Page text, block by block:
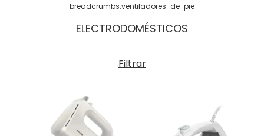
breadcrumbs.ventiladores-de-pie
ELECTRODOMÉSTICOS
Filtrar